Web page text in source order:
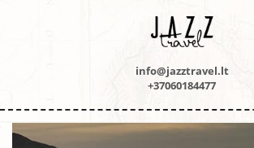
info@jazztravel.lt
+37060184477